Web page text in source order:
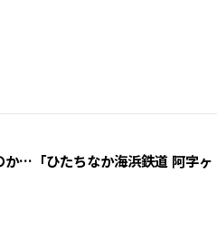
か…「ひたちなか海浜鉄道 阿字ヶ